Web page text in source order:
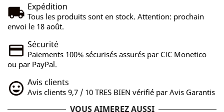
Expédition
Tous les produits sont en stock. Attention: prochain
envoi le 18 août.
Sécurité
Paiements 100% sécurisés assurés par CIC Monetico
ou par PayPal.
Avis clients
Avis clients 9,7 / 10 TRES BIEN vérifié par Avis Garantis
VOUS AIMEREZ AUSSI